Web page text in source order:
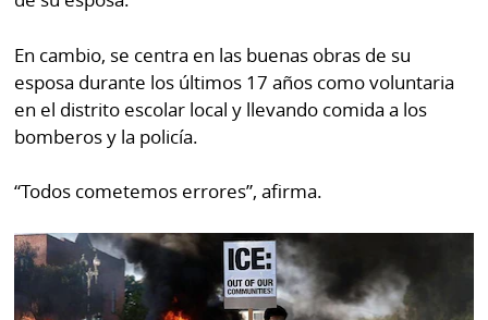
En cambio, se centra en las buenas obras de su
esposa durante los últimos 17 años como voluntaria
en el distrito escolar local y llevando comida a los
bomberos y la policía.
“Todos cometemos errores”, afirma.